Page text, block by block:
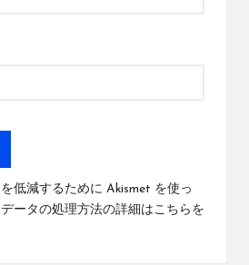
低減するために Akismet を使っ
ータの処理方法の詳細はこちらを